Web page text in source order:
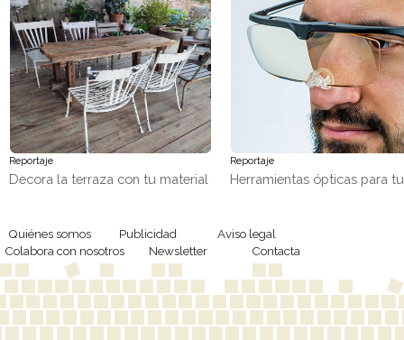
Reportaje
Decora la terraza con tu material
Reportaje
Herramientas ópticas para
Quiénes somos Publicidad
Aviso legal
Colabora con nosotros
Newsletter Contacta